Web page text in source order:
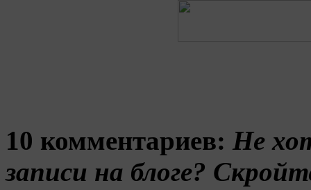
10 комментариев: Не
записи на блоге?